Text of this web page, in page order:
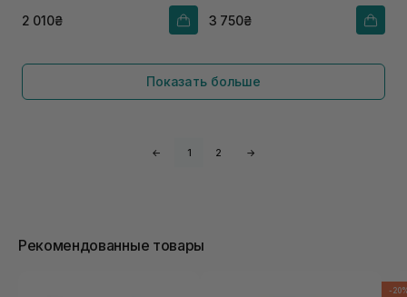
2 010₴ 3 750₴
Показать больше
← 1 2 →
Рекомендованные товары
-